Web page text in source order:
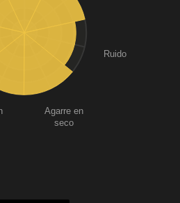
Ruido
Agarre en
seco